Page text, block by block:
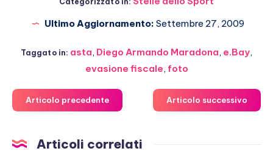
Ultimo Aggiornamento: Settembre 27, 2009
Taggato in: asta, Diego Armando Maradona, e.Bay,
evasione fiscale, foto
Articolo precedente Articolo successivo
Articoli correlati